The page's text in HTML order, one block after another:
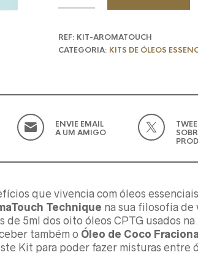
REF: KIT-AROMATOUCH
CATEGORIA: KITS DE ÓLEOS
ENVIE EMAIL
A UM AMIGO
que vivencia com óleos
Technique na sua filosofia de
de 5ml dos oito óleos CPTG usados
também o Óleo de Coco
Kit para poder fazer misturas entre